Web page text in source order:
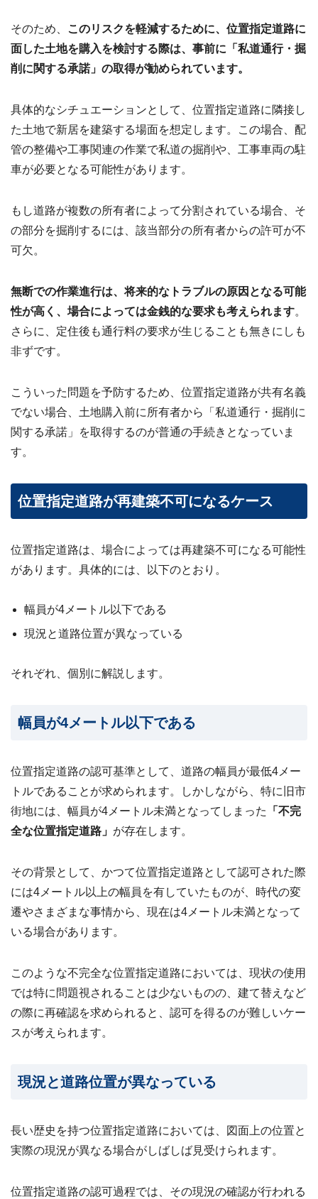
そのため、
このリスクを軽減するために、位置指定道路に
面した土地を購入を検討する際は、事前に「私道通行・掘
削に関する承諾」の取得が勧められています。
具体的なシチュエーションとして、位置指定道路に隣接し
た土地で新居を建築する場面を想定します。この場合、配
管の整備や工事関連の作業で私道の掘削や、工事車両の駐
車が必要となる可能性があります。
もし道路が複数の所有者によって分割されている場合、そ
の部分を掘削するには、該当部分の所有者からの許可が不
可欠。
無断での作業進行は、将来的なトラブルの原因となる可能
性が高く、場合によっては金銭的な要求も考えられます。
さらに、定住後も通行料の要求が生じることも無きにしも
非ずです。
こういった問題を予防するため、位置指定道路が共有名義
でない場合、土地購入前に所有者から「私道通行・掘削に
関する承諾」を取得するのが普通の手続きとなっていま
す。
位置指定道路が再建築不可になるケース
位置指定道路は、場合によっては再建築不可になる可能性
があります。具体的には、以下のとおり。
幅員が4メートル以下である
現況と道路位置が異なっている
それぞれ、個別に解説します。
幅員が4メートル以下である
位置指定道路の認可基準として、道路の幅員が最低4メー
トルであることが求められます。しかしながら、特に旧市
街地には、幅員が4メートル未満となってしまった
「不完
全な位置指定道路」 が存在します。
その背景として、かつて位置指定道路として認可された際
には4メートル以上の幅員を有していたものが、時代の変
遷やさまざまな事情から、現在は4メートル未満となって
いる場合があります。
このような不完全な位置指定道路においては、現状の使用
では特に問題視されることは少ないものの、建て替えなど
の際に再確認を求められると、認可を得るのが難しいケー
スが考えられます。
現況と道路位置が異なっている
長い歴史を持つ位置指定道路においては、図面上の位置と
実際の現況が異なる場合がしばしば見受けられます。
位置指定道路の認可過程では、その現況の確認が行われる